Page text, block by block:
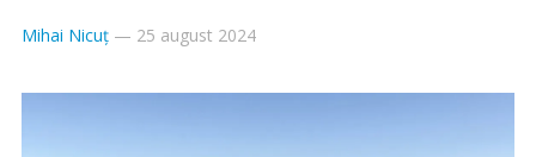
Mihai Nicuț— 25 august 2024